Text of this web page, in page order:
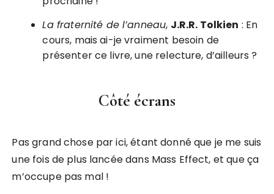
La fraternité de l’anneau, J.R.R. Tolkien : En
cours, mais ai-je vraiment besoin de
présenter ce livre, une relecture, d’ailleurs ?
Côté écrans
Pas grand chose par ici, étant donné que je me suis
une fois de plus lancée dans Mass Effect, et que ça
m’occupe pas mal !